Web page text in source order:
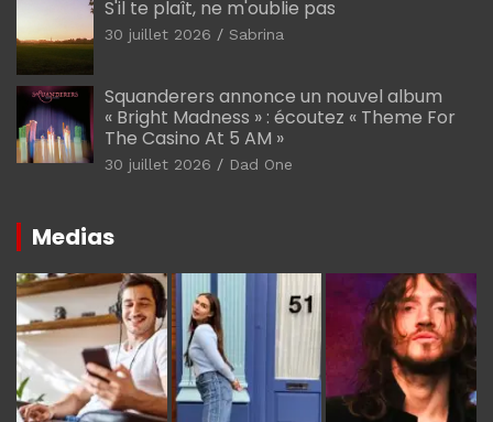
S'il te plaît, ne m'oublie pas
30 juillet 2026 Sabrina
Squanderers annonce un nouvel album
« Bright Madness » : écoutez « Theme For
The Casino At 5 AM »
30 juillet 2026 Dad One
Medias